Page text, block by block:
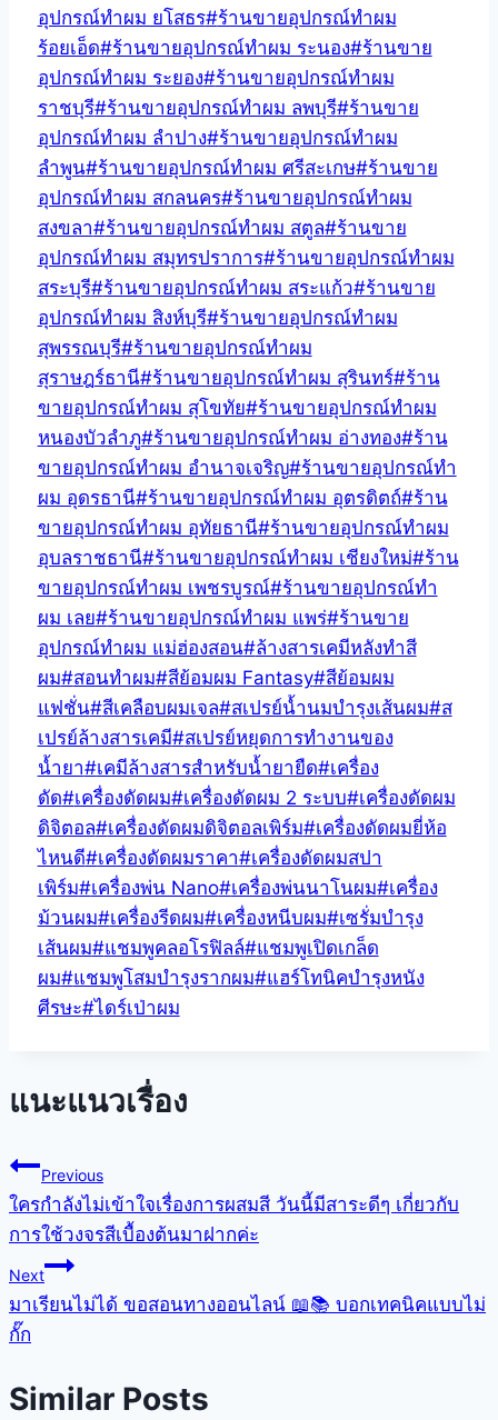
อุปกรณ์ทำผม ยโสธร#ร้านขายอุปกรณ์ทำผม
ร้อยเอ็ด#ร้านขายอุปกรณ์ทำผม ระนอง#ร้านขาย
อุปกรณ์ทำผม ระยอง#ร้านขายอุปกรณ์ทำผม
ราชบุรี#ร้านขายอุปกรณ์ทำผม ลพบุรี#ร้านขาย
อุปกรณ์ทำผม ลำปาง#ร้านขายอุปกรณ์ทำผม
ลำพูน#ร้านขายอุปกรณ์ทำผม ศรีสะเกษ#ร้านขาย
อุปกรณ์ทำผม สกลนคร#ร้านขายอุปกรณ์ทำผม
สงขลา#ร้านขายอุปกรณ์ทำผม สตูล#ร้านขาย
อุปกรณ์ทำผม สมุทรปราการ#ร้านขายอุปกรณ์ทำผม
สระบุรี#ร้านขายอุปกรณ์ทำผม สระแก้ว#ร้านขาย
อุปกรณ์ทำผม สิงห์บุรี#ร้านขายอุปกรณ์ทำผม
สุพรรณบุรี#ร้านขายอุปกรณ์ทำผม
สุราษฎร์ธานี#ร้านขายอุปกรณ์ทำผม สุรินทร์#ร้าน
ขายอุปกรณ์ทำผม สุโขทัย#ร้านขายอุปกรณ์ทำผม
หนองบัวลำภู#ร้านขายอุปกรณ์ทำผม อ่างทอง#ร้าน
ขายอุปกรณ์ทำผม อำนาจเจริญ#ร้านขายอุปกรณ์ทำ
ผม อุดรธานี#ร้านขายอุปกรณ์ทำผม อุตรดิตถ์#ร้าน
ขายอุปกรณ์ทำผม อุทัยธานี#ร้านขายอุปกรณ์ทำผม
อุบลราชธานี#ร้านขายอุปกรณ์ทำผม เชียงใหม่#ร้าน
ขายอุปกรณ์ทำผม เพชรบูรณ์#ร้านขายอุปกรณ์ทำ
ผม เลย#ร้านขายอุปกรณ์ทำผม แพร่#ร้านขาย
อุปกรณ์ทำผม แม่ฮ่องสอน#ล้างสารเคมีหลังทำสี
ผม#สอนทำผม#สีย้อมผม Fantasy#สีย้อมผม
แฟชั่น#สีเคลือบผมเจล#สเปรย์น้ำนมบำรุงเส้นผม#ส
เปรย์ล้างสารเคมี#สเปรย์หยุดการทำงานของ
น้ำยา#เคมีล้างสารสำหรับน้ำยายืด#เครื่อง
ดัด#เครื่องดัดผม#เครื่องดัดผม 2 ระบบ#เครื่องดัดผม
ดิจิตอล#เครื่องดัดผมดิจิตอลเพิร์ม#เครื่องดัดผมยี่ห้อ
ไหนดี#เครื่องดัดผมราคา#เครื่องดัดผมสปา
เพิร์ม#เครื่องพ่น Nano#เครื่องพ่นนาโนผม#เครื่อง
ม้วนผม#เครื่องรีดผม#เครื่องหนีบผม#เซรั่มบำรุง
เส้นผม#แชมพูคลอโรฟิลล์#แชมพูเปิดเกล็ด
ผม#แชมพูโสมบำรุงรากผม#แฮร์โทนิคบำรุงหนัง
ศีรษะ#ไดร์เป่าผม
แนะแนวเรื่อง
Previous
ใครกำลังไม่เข้าใจเรื่องการผสมสี วันนี้มีสาระดีๆ เกี่ยวกับ
การใช้วงจรสีเบื้องต้นมาฝากค่ะ
Next
มาเรียนไม่ได้ ขอสอนทางออนไลน์ 📖📚 บอกเทคนิคแบบไม่
กั๊ก
Similar Posts